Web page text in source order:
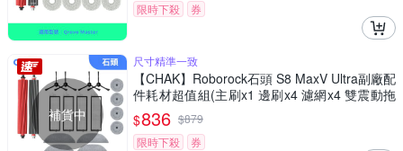
限時下殺
券
補貨中
尺寸精準一致
【CHAK】Roborock石頭 S8 MaxV Ultra副廠配
件耗材超值組(主刷x1 邊刷x4 濾網x4 雙震動拖
布x4 邊角圓拖x4)
$836 $879
限時下殺
券